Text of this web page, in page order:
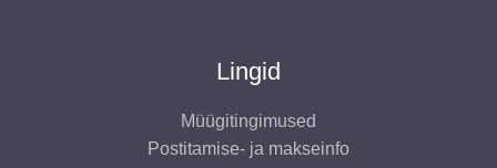
Lingid
Müügitingimused
Postitamise- ja makseinfo